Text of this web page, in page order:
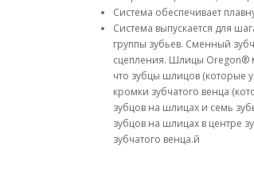
Система обеспечивает
Система выпускается для
группы зубьев. Сменный
сцепления. Шлицы Oregon®
что зубцы шлицов (которые
кромки зубчатого венца
зубцов на шлицах и семь
зубцов на шлицах в центре
зубчатого венца.й